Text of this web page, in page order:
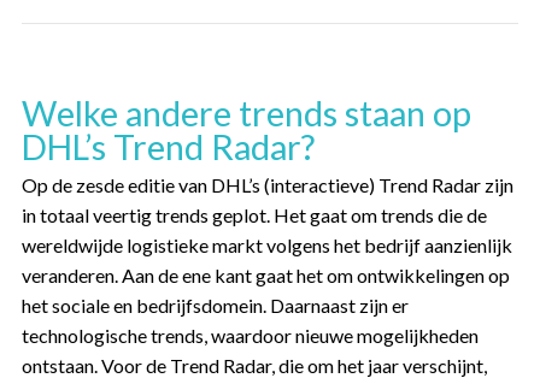
Welke andere trends staan op
DHL’s Trend Radar?
Op de zesde editie van DHL’s (interactieve) Trend Radar zijn
in totaal veertig trends geplot. Het gaat om trends die de
wereldwijde logistieke markt volgens het bedrijf aanzienlijk
veranderen. Aan de ene kant gaat het om ontwikkelingen op
het sociale en bedrijfsdomein. Daarnaast zijn er
technologische trends, waardoor nieuwe mogelijkheden
ontstaan. Voor de Trend Radar, die om het jaar verschijnt,